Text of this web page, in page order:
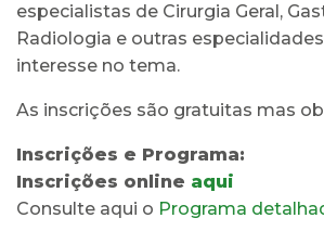
especialistas de Cirurgia Geral,
Radiologia e outras
interesse no tema.
As inscrições são gratuitas mas
Inscrições e Programa:
Inscrições online aqui
Consulte aqui o Programa